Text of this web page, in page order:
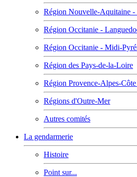
Région Nouvelle-Aquitaine -
Région Occitanie -
Région Occitanie - Midi-
Région des Pays-de-la-Loire
Région Provence-Alpes-
Régions d'Outre-Mer
Autres comités
La gendarmerie
Histoire
Point sur...